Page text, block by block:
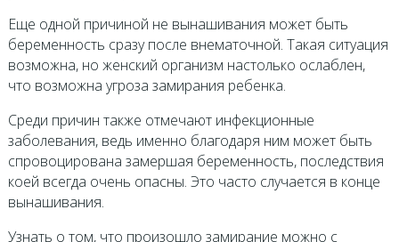
Еще одной причиной не вынашивания может быть
беременность сразу после внематочной. Такая ситуация
возможна, но женский организм настолько ослаблен,
что возможна угроза замирания ребенка.
Среди причин также отмечают инфекционные
заболевания, ведь именно благодаря ним может быть
спровоцирована замершая беременность, последствия
коей всегда очень опасны. Это часто случается в конце
вынашивания.
Узнать о том, что произошло замирание можно с